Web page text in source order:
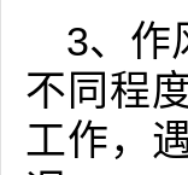
3、作
不同程
工作，